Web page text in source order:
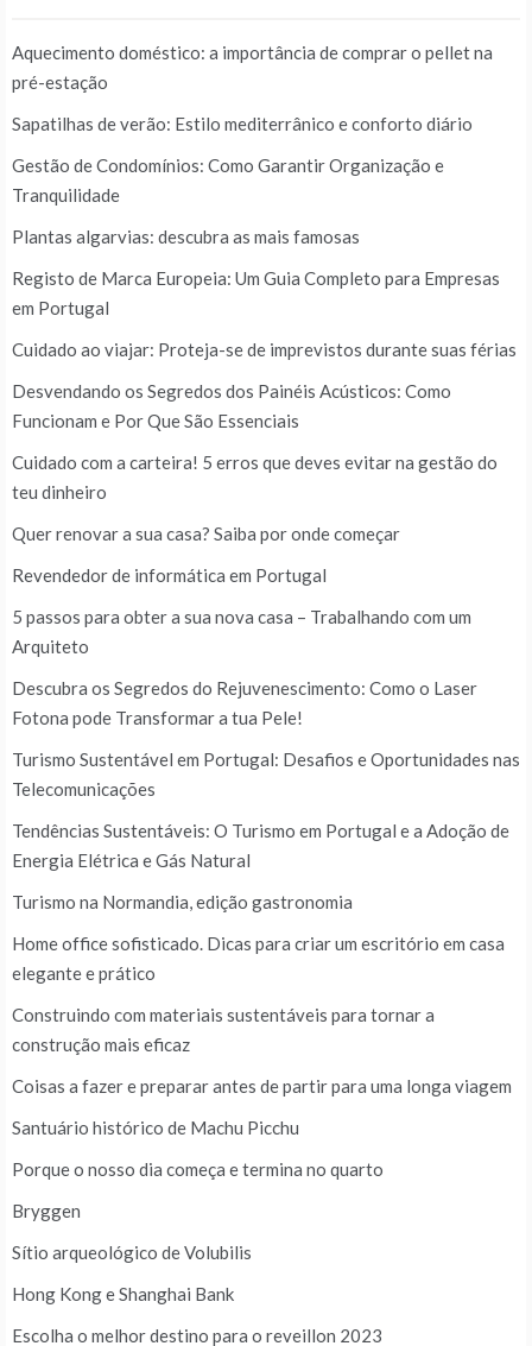
Aquecimento doméstico: a importância de comprar o pellet na
pré-estação
Sapatilhas de verão: Estilo mediterrânico e conforto diário
Gestão de Condomínios: Como Garantir Organização e
Tranquilidade
Plantas algarvias: descubra as mais famosas
Registo de Marca Europeia: Um Guia Completo para Empresas
em Portugal
Cuidado ao viajar: Proteja-se de imprevistos durante suas férias
Desvendando os Segredos dos Painéis Acústicos: Como
Funcionam e Por Que São Essenciais
Cuidado com a carteira! 5 erros que deves evitar na gestão do
teu dinheiro
Quer renovar a sua casa? Saiba por onde começar
Revendedor de informática em Portugal
5 passos para obter a sua nova casa – Trabalhando com um
Arquiteto
Descubra os Segredos do Rejuvenescimento: Como o Laser
Fotona pode Transformar a tua Pele!
Turismo Sustentável em Portugal: Desafios e Oportunidades nas
Telecomunicações
Tendências Sustentáveis: O Turismo em Portugal e a Adoção de
Energia Elétrica e Gás Natural
Turismo na Normandia, edição gastronomia
Home office sofisticado. Dicas para criar um escritório em casa
elegante e prático
Construindo com materiais sustentáveis para tornar a
construção mais eficaz
Coisas a fazer e preparar antes de partir para uma longa viagem
Santuário histórico de Machu Picchu
Porque o nosso dia começa e termina no quarto
Bryggen
Sítio arqueológico de Volubilis
Hong Kong e Shanghai Bank
Escolha o melhor destino para o reveillon 2023